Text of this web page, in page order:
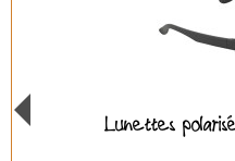
Lunettes